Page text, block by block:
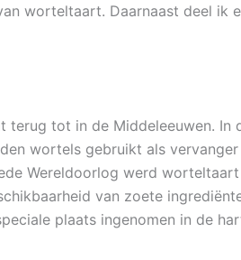
worteltaart. Daarnaast deel ik
tot in de Middeleeuwen. In
wortels gebruikt als
Wereldoorlog werd
van zoete
plaats ingenomen in de